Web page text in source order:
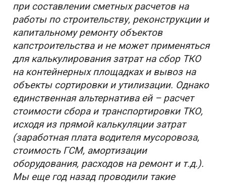
при составлении сметных расчетов на
работы по строительству, реконструкции и
капитальному ремонту объектов
капстроительства и не может применяться
для калькулирования затрат на сбор ТКО
на контейнерных площадках и вывоз на
объекты сортировки и утилизации. Однако
единственная альтернатива ей – расчет
стоимости сбора и транспортировки ТКО,
исходя из прямой калькуляции затрат
(заработная плата водителя мусоровоза,
стоимость ГСМ, амортизации
оборудования, расходов на ремонт и т.д.).
Мы еще год назад проводили такие